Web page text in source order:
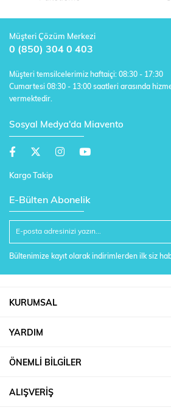
Müşteri Çözüm Merkezi
0 (850) 304 0 403
Müşteri temsilcelerimiz haftaiçi: 08:30 - 17:30
Cumartesi 08:30 - 13:00 saatleri arasında
vermektedir.
Sosyal Medya'da Miavento
Kargo Takip
E-Bülten Abonelik
Bültenimize kayıt olarak indirimlerden ilk siz
KURUMSAL
YARDIM
ÖNEMLİ BİLGİLER
ALIŞVERİŞ